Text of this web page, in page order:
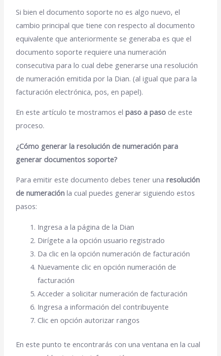
Si bien el documento soporte no es algo nuevo, el
cambio principal que tiene con respecto al documento
equivalente que anteriormente se generaba es que el
documento soporte requiere una numeración
consecutiva para lo cual debe generarse una resolución
de numeración emitida por la Dian. (al igual que para la
facturación electrónica, pos, en papel).
En este artículo te mostramos elpaso a paso de este
proceso.
¿Cómo generar la resolución de numeración para
generar documentos soporte?
Para emitir este documento debes tener unaresolución
de numeración la cual puedes generar siguiendo estos
pasos:
Ingresa a la página de la Dian
Dirígete a la opción usuario registrado
Da clic en la opción numeración de facturación
Nuevamente clic en opción numeración de
facturación
Acceder a solicitar numeración de facturación
Ingresa a información del contribuyente
Clic en opción autorizar rangos
En este punto te encontrarás con una ventana en la cual